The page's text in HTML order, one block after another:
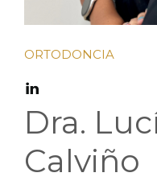
ORTODONCIA
Dra.
Calviño